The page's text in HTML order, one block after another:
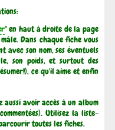
" en haut à droite de la page
Dans chaque fiche vous
avec son nom, ses éventuels
son poids, et surtout des
ce qu'il aime et enfin
aussi avoir accès à un album
Utilisez la liste-
toutes les fiches.